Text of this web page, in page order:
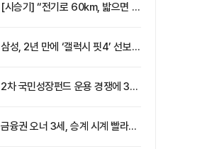
[시승기] “전기로 60km, 밟으면 462마력”…볼보 XC60 T8의 두 얼굴
삼성, 2년 만에 ‘갤럭시 핏4’ 선보이나…웨어러블 생태계 확장 ‘시동’
2차 국민성장펀드 운용 경쟁에 33개사 몰렸다…신한·하나 등 새 얼굴 대거 합류
금융권 오너 3세, 승계 시계 빨라지나…한국투자 ‘속도’·미래에셋·메리츠는 ‘거리두기’